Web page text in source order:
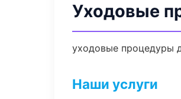
Уходовые
уходовые процедуры
Наши услуги